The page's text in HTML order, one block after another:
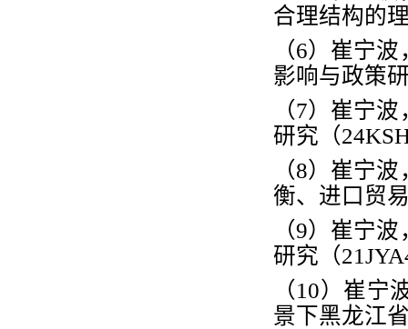
合理结构的
（6）崔宁波
影响与政策
（7）崔宁波
研究（
（8）崔宁波
衡、进口贸
（9）崔宁波
研究（
（10）崔宁
景下黑龙江